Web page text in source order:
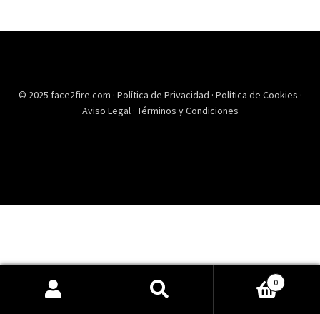
© 2025 face2fire.com · Política de Privacidad · Política de Cookies ·
Aviso Legal · Términos y Condiciones
0